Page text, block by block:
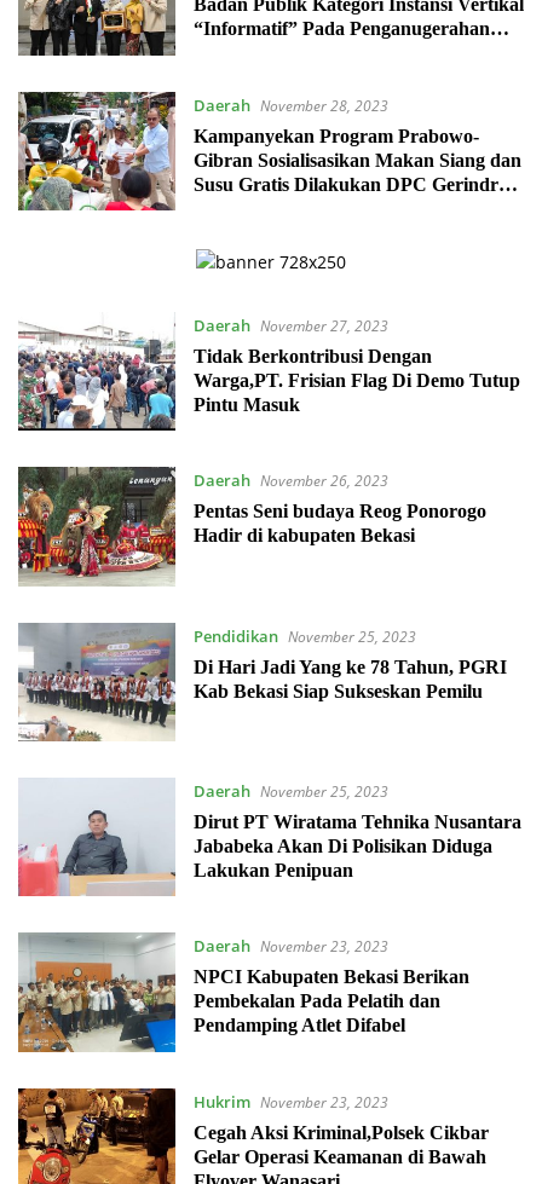
Badan Publik Kategori Instansi Vertikal
“Informatif” Pada Penganugerahan
Daerah November 28, 2023
Kampanyekan Program Prabowo-
Gibran Sosialisasikan Makan Siang dan
Susu Gratis Dilakukan DPC Gerindra
Daerah November 27, 2023
Tidak Berkontribusi Dengan
Warga,PT. Frisian Flag Di Demo Tutup
Pintu Masuk
Daerah November 26, 2023
Pentas Seni budaya Reog Ponorogo
Hadir di kabupaten Bekasi
Pendidikan November 25, 2023
Di Hari Jadi Yang ke 78 Tahun, PGRI
Kab Bekasi Siap Sukseskan Pemilu
Daerah November 25, 2023
Dirut PT Wiratama Tehnika Nusantara
Jababeka Akan Di Polisikan Diduga
Lakukan Penipuan
Daerah November 23, 2023
NPCI Kabupaten Bekasi Berikan
Pembekalan Pada Pelatih dan
Pendamping Atlet Difabel
Hukrim November 23, 2023
Cegah Aksi Kriminal,Polsek Cikbar
Gelar Operasi Keamanan di Bawah